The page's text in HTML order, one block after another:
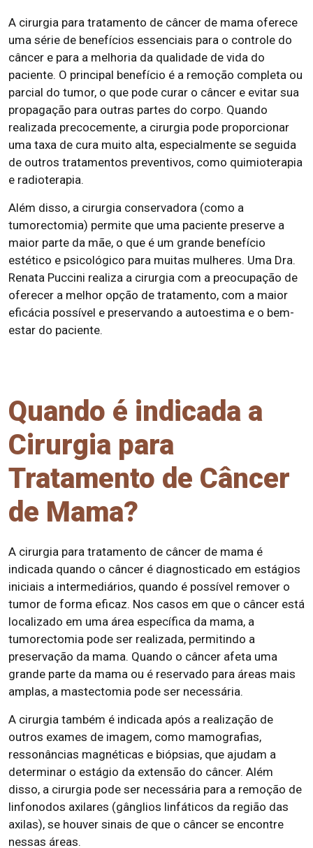
A cirurgia para tratamento de câncer de mama oferece
uma série de benefícios essenciais para o controle do
câncer e para a melhoria da qualidade de vida do
paciente. O principal benefício é a remoção completa ou
parcial do tumor, o que pode curar o câncer e evitar sua
propagação para outras partes do corpo. Quando
realizada precocemente, a cirurgia pode proporcionar
uma taxa de cura muito alta, especialmente se seguida
de outros tratamentos preventivos, como quimioterapia
e radioterapia.
Além disso, a cirurgia conservadora (como a
tumorectomia) permite que uma paciente preserve a
maior parte da mãe, o que é um grande benefício
estético e psicológico para muitas mulheres. Uma Dra.
Renata Puccini realiza a cirurgia com a preocupação de
oferecer a melhor opção de tratamento, com a maior
eficácia possível e preservando a autoestima e o bem-
estar do paciente.
Quando é indicada a
Cirurgia para
Tratamento de Câncer
de Mama?
A cirurgia para tratamento de câncer de mama é
indicada quando o câncer é diagnosticado em estágios
iniciais a intermediários, quando é possível remover o
tumor de forma eficaz. Nos casos em que o câncer está
localizado em uma área específica da mama, a
tumorectomia pode ser realizada, permitindo a
preservação da mama. Quando o câncer afeta uma
grande parte da mama ou é reservado para áreas mais
amplas, a mastectomia pode ser necessária.
A cirurgia também é indicada após a realização de
outros exames de imagem, como mamografias,
ressonâncias magnéticas e biópsias, que ajudam a
determinar o estágio da extensão do câncer. Além
disso, a cirurgia pode ser necessária para a remoção de
linfonodos axilares (gânglios linfáticos da região das
axilas), se houver sinais de que o câncer se encontre
nessas áreas.